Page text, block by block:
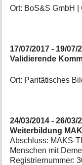
Ort: BoS&S GmbH
17/07/2017 - 19/07/
Validierende
Ort: Paritätisches
24/03/2014 - 26/03/
Weiterbildung
Abschluss: MAKS-
Menschen mit
Registriernummer: